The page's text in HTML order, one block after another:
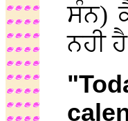
ਸੰਨ)
ਨਹੀ